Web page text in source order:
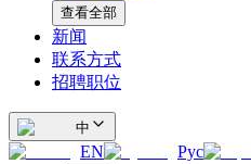
查看全部
新闻
联系方式
招聘职位
中
EN Рус